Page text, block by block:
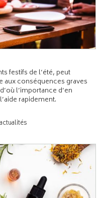
festifs de l’été, peut
aux conséquences graves
l’importance d’en
rapidement.